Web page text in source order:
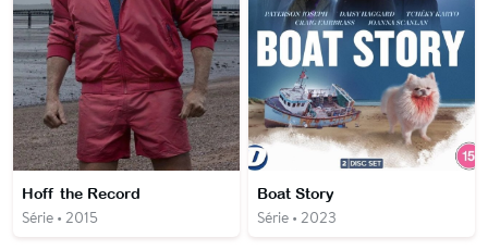
Hoff the Record
Série • 2015
Boat Story
Série • 2023